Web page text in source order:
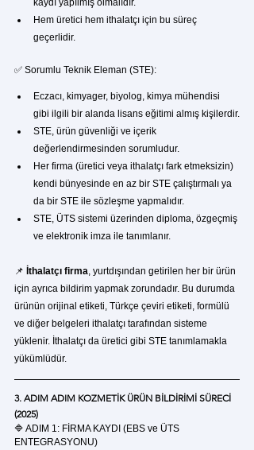
kaydı yapılmış olmalıdır.
Hem üretici hem ithalatçı için bu süreç
geçerlidir.
✅ Sorumlu Teknik Eleman (STE):
Eczacı, kimyager, biyolog, kimya mühendisi
gibi ilgili bir alanda lisans eğitimi almış kişilerdir.
STE, ürün güvenliği ve içerik
değerlendirmesinden sorumludur.
Her firma (üretici veya ithalatçı fark etmeksizin)
kendi bünyesinde en az bir STE çalıştırmalı ya
da bir STE ile sözleşme yapmalıdır.
STE, ÜTS sistemi üzerinden diploma, özgeçmiş
ve elektronik imza ile tanımlanır.
📌 İthalatçı firma, yurtdışından getirilen her bir ürün
için ayrıca bildirim yapmak zorundadır. Bu durumda
ürünün orijinal etiketi, Türkçe çeviri etiketi, formülü
ve diğer belgeleri ithalatçı tarafından sisteme
yüklenir. İthalatçı da üretici gibi STE tanımlamakla
yükümlüdür.
3. ADIM ADIM KOZMETİK ÜRÜN BİLDİRİMİ SÜRECİ
(2025)
🔷 ADIM 1: FİRMA KAYDI (EBS ve ÜTS
ENTEGRASYONU)